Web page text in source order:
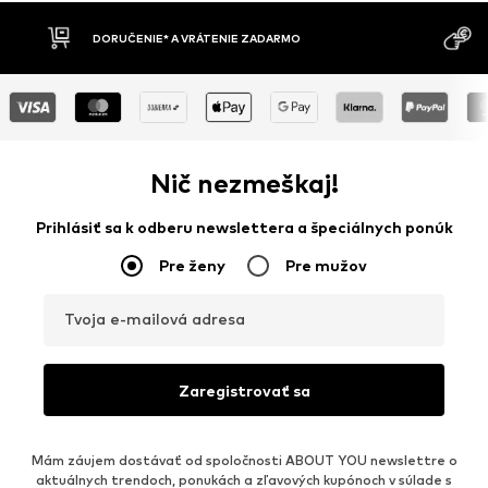
DORUČENIE* A VRÁTENIE ZADARMO
Nič nezmeškaj!
Prihlásiť sa k odberu newslettera a špeciálnych ponúk
Pre ženy Pre mužov
Tvoja e-mailová adresa
Zaregistrovať sa
Mám záujem dostávať od spoločnosti ABOUT YOU newslettre o
aktuálnych trendoch, ponukách a zľavových kupónoch v súlade s